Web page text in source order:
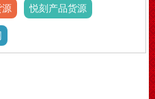
悦刻产品货源